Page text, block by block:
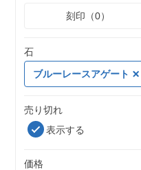
刻印（0）
石
ブルーレースアゲート
売り切れ
表示する
価格